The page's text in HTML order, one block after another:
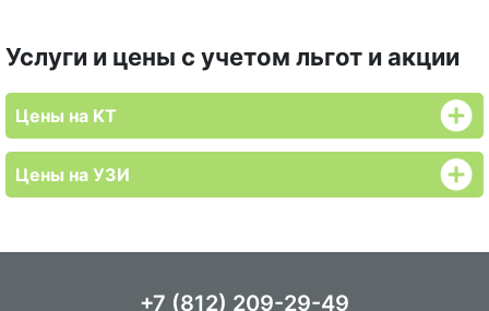
Услуги и цены с учетом льгот и акции
Цены на KT
Цены на УЗИ
+7 (812) 209-29-49